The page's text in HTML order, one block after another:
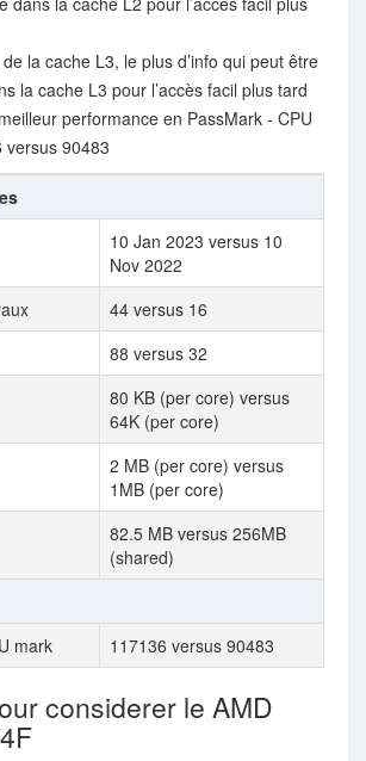
la cache L3, le plus d’info qui peut être
la cache L3 pour l’accès facil plus tard
performance en PassMark - CPU
versus 90483
10 Jan 2023 versus 10
Nov 2022
44 versus 16
88 versus 32
80 KB (per core) versus
64K (per core)
2 MB (per core) versus
1MB (per core)
82.5 MB versus 256MB
(shared)
mark
117136 versus 90483
considerer le AMD